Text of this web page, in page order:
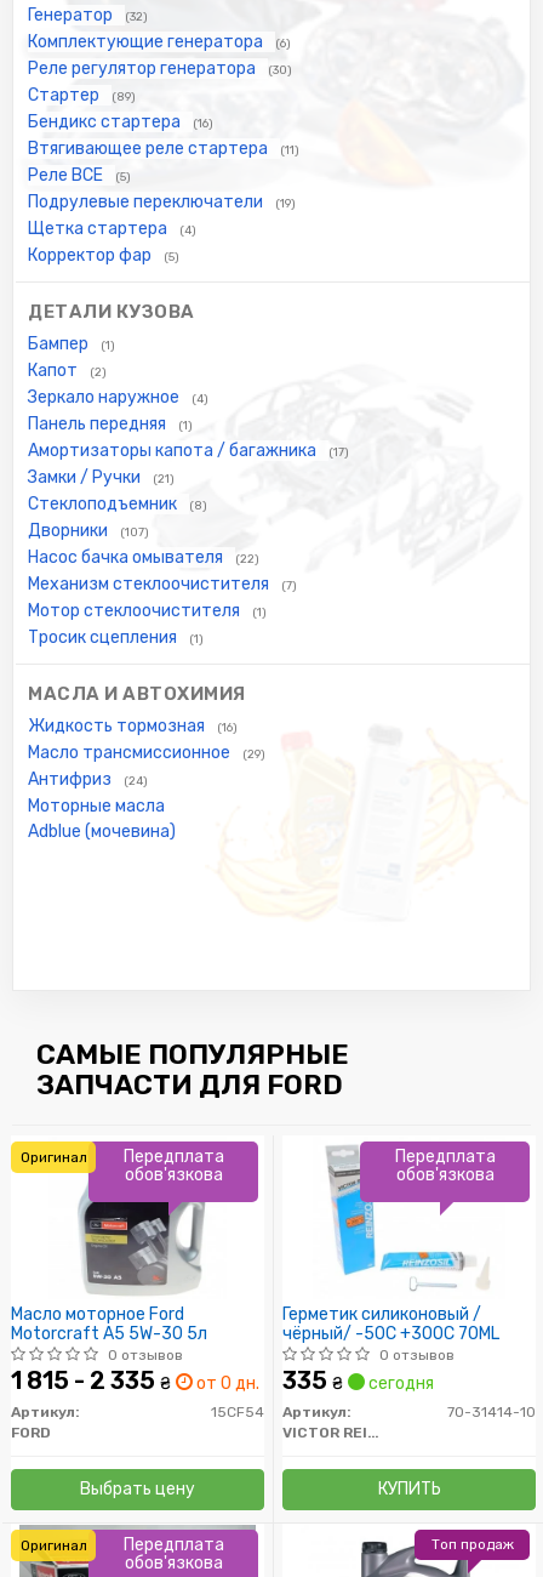
Генератор (32)
Комплектующие генератора (6)
Реле регулятор генератора (30)
Стартер (89)
Бендикс стартера (16)
Втягивающее реле стартера (11)
Реле ВСЕ (5)
Подрулевые переключатели (19)
Щетка стартера (4)
Корректор фар (5)
ДЕТАЛИ КУЗОВА
Бампер (1)
Капот (2)
Зеркало наружное (4)
Панель передняя (1)
Амортизаторы капота / багажника (17)
Замки / Ручки (21)
Стеклоподъемник (8)
Дворники (107)
Насос бачка омывателя (22)
Механизм стеклоочистителя (7)
Мотор стеклоочистителя (1)
Тросик сцепления (1)
МАСЛА И АВТОХИМИЯ
Жидкость тормозная (16)
Масло трансмиссионное (29)
Антифриз (24)
Моторные масла
Adblue (мочевина)
САМЫЕ ПОПУЛЯРНЫЕ
ЗАПЧАСТИ ДЛЯ FORD
Масло моторное Ford
Motorcraft A5 5W-30 5л
0 отзывов
1 815 - 2 335 ₴ от 0 дн.
Артикул:
15CF54
FORD
Выбрать цену
Передплата
обов'язкова
Оригинал
Герметик силиконовый /
чёрный/ -50C +300C 70ML
0 отзывов
335 ₴ сегодня
Артикул:
70-31414-10
VICTOR REINZ
КУПИТЬ
Передплата
обов'язкова
Передплата
обов'язкова
Оригинал Топ продаж